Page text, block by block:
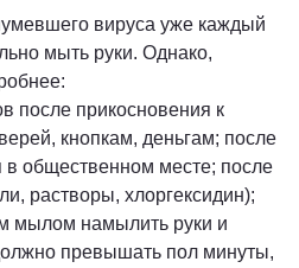
вируса уже каждый
мыть руки. Однако,
после прикосновения к
кнопкам, деньгам; после
в общественном месте; после
растворы, хлоргексидин);
мылом намылить руки и
превышать пол минуты,